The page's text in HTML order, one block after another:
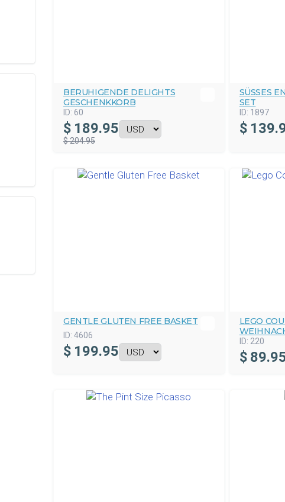
BERUHIGENDE DELIGHTS
GESCHENKKORB
ID: 60
$ 189.95
$ 204.95
SÜSSES
ET
ID: 1897
$
GENTLE GLUTEN FREE BASKET
ID: 4606
$ 199.95
LEGO
ID: 220
$